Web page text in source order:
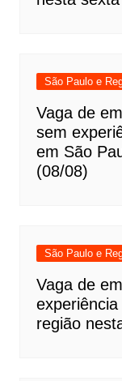
São Paulo e
Vaga de
sem
em São
(08/08)
São Paulo e
Vaga de
região